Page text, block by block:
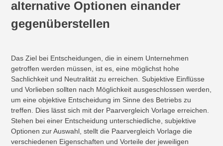
alternative Optionen einander
gegenüberstellen
Das Ziel bei Entscheidungen, die in einem Unternehmen
getroffen werden müssen, ist es, eine möglichst hohe
Sachlichkeit und Neutralität zu erreichen. Subjektive Einflüsse
und Vorlieben sollten nach Möglichkeit ausgeschlossen werden,
um eine objektive Entscheidung im Sinne des Betriebs zu
treffen. Dies lässt sich mit der Paarvergleich Vorlage erreichen.
Stehen bei einer Entscheidung unterschiedliche, subjektive
Optionen zur Auswahl, stellt die Paarvergleich Vorlage die
verschiedenen Eigenschaften und Vorteile der jeweiligen